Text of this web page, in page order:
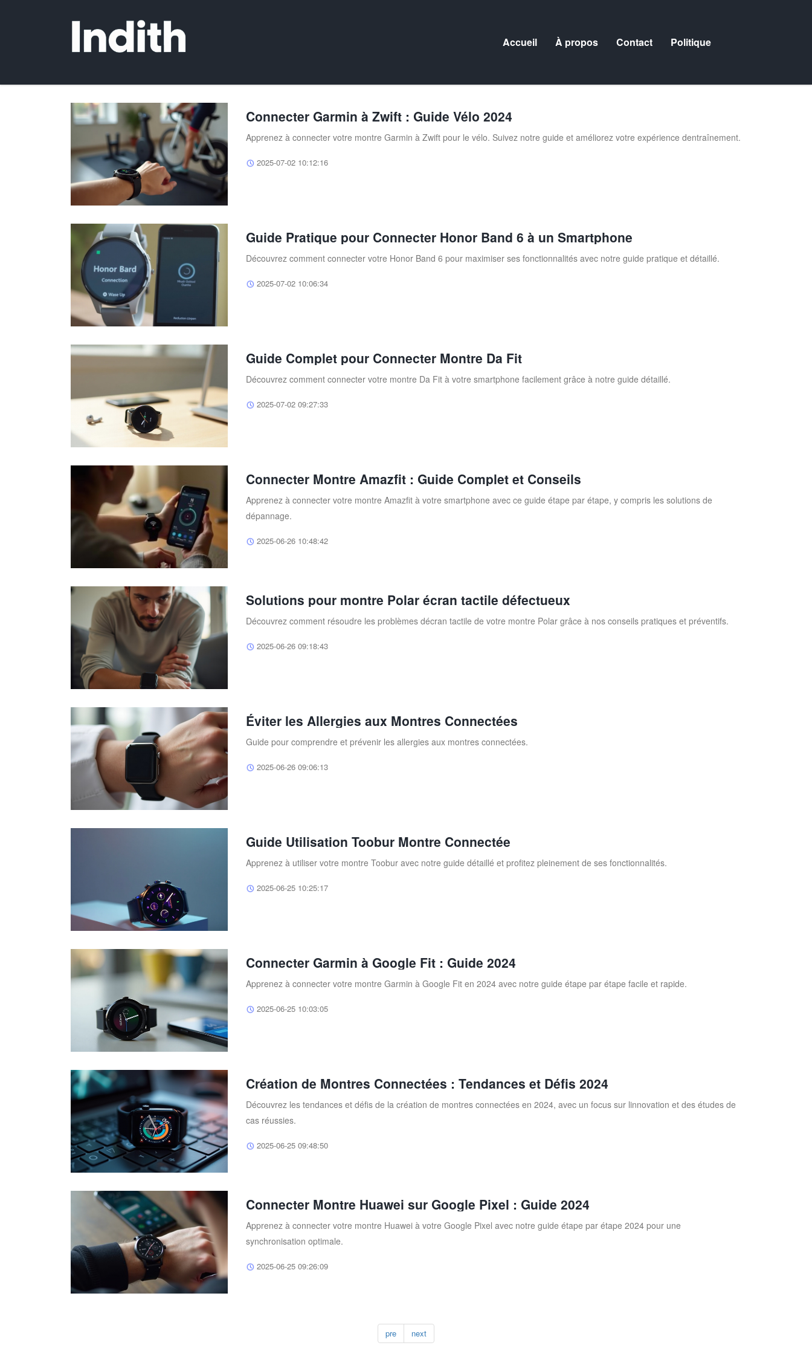
Accueil À propos Contact Politique
Connecter Garmin à Zwift : Guide Vélo 2024
Apprenez à connecter votre montre Garmin à Zwift pour le vélo. Suivez notre guide et améliorez votre expérience dentraînement.
2025-07-02 10:12:16
Guide Pratique pour Connecter Honor Band 6 à un Smartphone
Découvrez comment connecter votre Honor Band 6 pour maximiser ses fonctionnalités avec notre guide pratique et détaillé.
2025-07-02 10:06:34
Guide Complet pour Connecter Montre Da Fit
Découvrez comment connecter votre montre Da Fit à votre smartphone facilement grâce à notre guide détaillé.
2025-07-02 09:27:33
Connecter Montre Amazfit : Guide Complet et Conseils
Apprenez à connecter votre montre Amazfit à votre smartphone avec ce guide étape par étape, y compris les solutions de
dépannage.
2025-06-26 10:48:42
Solutions pour montre Polar écran tactile défectueux
Découvrez comment résoudre les problèmes décran tactile de votre montre Polar grâce à nos conseils pratiques et préventifs.
2025-06-26 09:18:43
Éviter les Allergies aux Montres Connectées
Guide pour comprendre et prévenir les allergies aux montres connectées.
2025-06-26 09:06:13
Guide Utilisation Toobur Montre Connectée
Apprenez à utiliser votre montre Toobur avec notre guide détaillé et profitez pleinement de ses fonctionnalités.
2025-06-25 10:25:17
Connecter Garmin à Google Fit : Guide 2024
Apprenez à connecter votre montre Garmin à Google Fit en 2024 avec notre guide étape par étape facile et rapide.
2025-06-25 10:03:05
Création de Montres Connectées : Tendances et Défis 2024
Découvrez les tendances et défis de la création de montres connectées en 2024, avec un focus sur linnovation et des études de
cas réussies.
2025-06-25 09:48:50
Connecter Montre Huawei sur Google Pixel : Guide 2024
Apprenez à connecter votre montre Huawei à votre Google Pixel avec notre guide étape par étape 2024 pour une
synchronisation optimale.
2025-06-25 09:26:09
pre next